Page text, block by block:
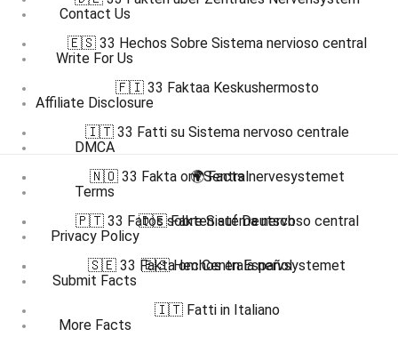
Contact Us
Write For Us
Affiliate Disclosure
DMCA
Terms
Privacy Policy
Submit Facts
More Facts
🇪🇸 33 Hechos Sobre Sistema nervioso central
🇫🇮 33 Faktaa Keskushermosto
🇮🇹 33 Fatti su Sistema nervoso centrale
🇳🇴 33 Fakta om Sentralnervesystemet
🇵🇹 33 Fatos sobre Sistema nervoso central
🇸🇪 33 Fakta om Centrala nervsystemet
🌍 Facts
🇩🇪 Fakten auf Deutsch
🇪🇸 Hechos en Español
🇮🇹 Fatti in Italiano